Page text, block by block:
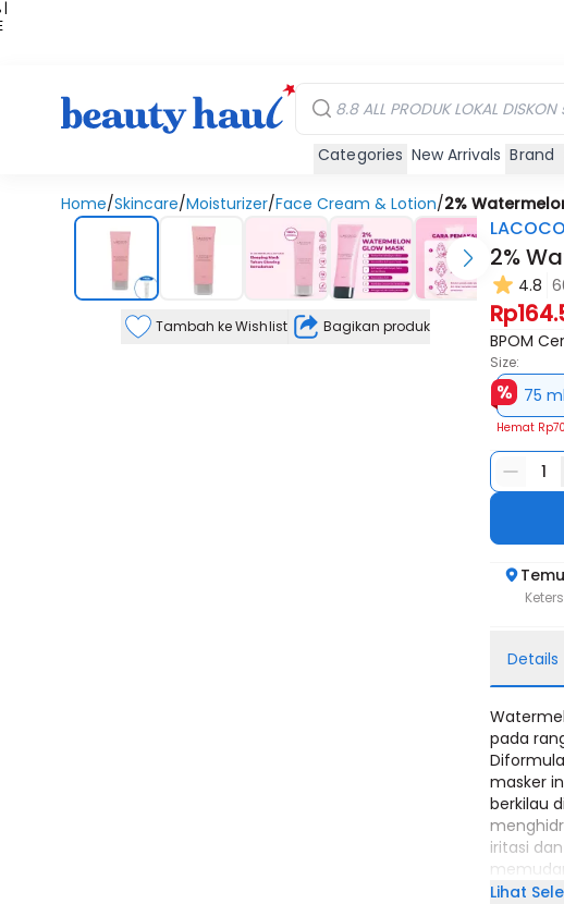
|
Categories New Arrivals Brand
Home/Skincare/Moisturizer/Face Cream & Lotion/2%
Tambah ke Wishlist Bagikan produk
LACOCO
2%
4.8
BPOM
Size:
75 ml
Hemat
1
Details
pada
masker
berkilau
iritasi
penuaan.
Lihat